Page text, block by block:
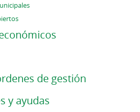
de gestión
y ayudas